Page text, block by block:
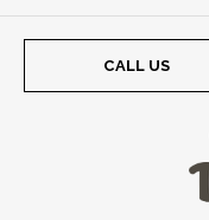
CALL US